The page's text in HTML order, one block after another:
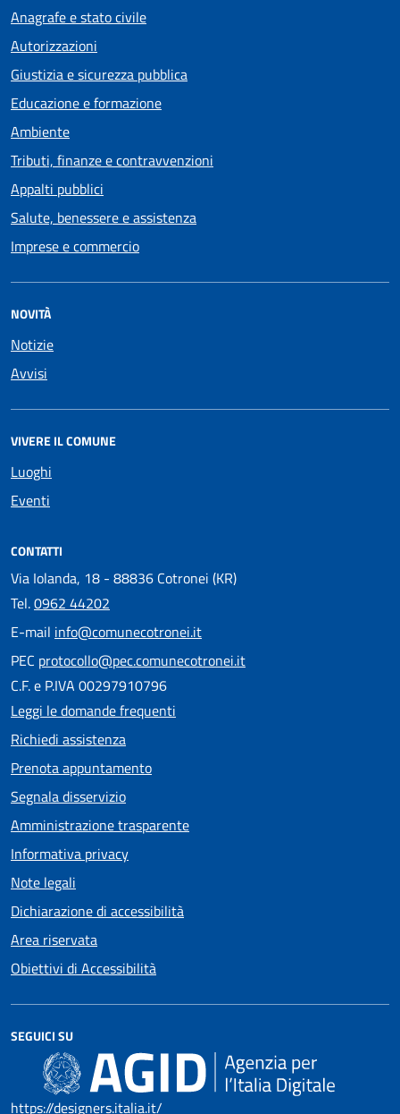
Anagrafe e stato civile
Autorizzazioni
Giustizia e sicurezza pubblica
Educazione e formazione
Ambiente
Tributi, finanze e contravvenzioni
Appalti pubblici
Salute, benessere e assistenza
Imprese e commercio
NOVITÀ
Notizie
Avvisi
VIVERE IL COMUNE
Luoghi
Eventi
CONTATTI
Via Iolanda, 18 - 88836 Cotronei (KR)
Tel.0962 44202
E-mail info@comunecotronei.it
PEC protocollo@pec.comunecotronei.it
C.F. e P.IVA 00297910796
Leggi le domande frequenti
Richiedi assistenza
Prenota appuntamento
Segnala disservizio
Amministrazione trasparente
Informativa privacy
Note legali
Dichiarazione di accessibilità
Area riservata
Obiettivi di Accessibilità
SEGUICI SU
https://designers.italia.it/